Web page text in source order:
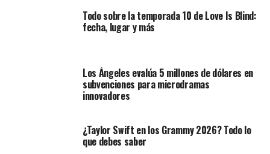
Todo sobre la temporada 10 de Love Is Blind:
fecha, lugar y más
Los Ángeles evalúa 5 millones de dólares en
subvenciones para microdramas
innovadores
¿Taylor Swift en los Grammy 2026? Todo lo
que debes saber